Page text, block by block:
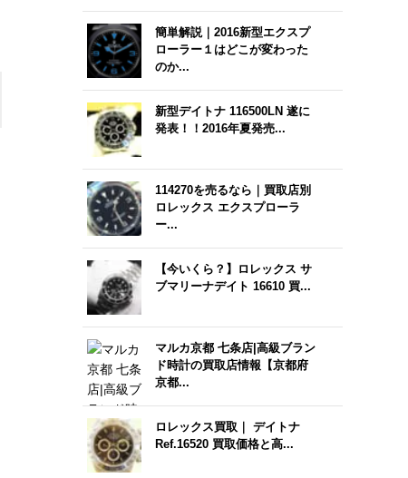
簡単解説｜2016新型エクスプ
ローラー１はどこが変わった
のか...
新型デイトナ 116500LN 遂に
発表！！2016年夏発売...
114270を売るなら｜買取店別
ロレックス エクスプローラ
ー...
【今いくら？】ロレックス サ
ブマリーナデイト 16610 買...
マルカ京都 七条店|高級ブラン
ド時計の買取店情報【京都府
京都...
ロレックス買取｜ デイトナ
Ref.16520 買取価格と高...